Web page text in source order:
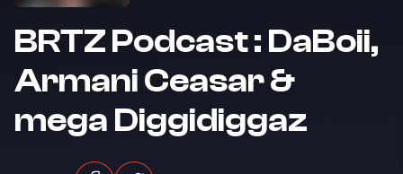
BRTZ Podcast : DaBoii,
Armani Ceasar &
mega Diggidiggaz